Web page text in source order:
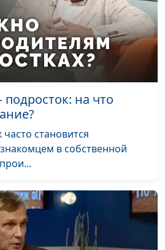
Елена, Варенова Анна,
Мараханова Мария
Анна Ронжина, Алена
Левченко,
Лупашина, Алена
Феофанова, Лариса
Титовская
#95
Левченко,
консультирующий
психолог, Юлия
Лупашина, Алена
на что
становится
в собственной